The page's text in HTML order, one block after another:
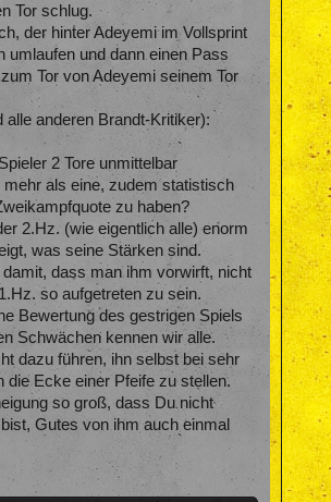
Tor schlug.
der hinter Adeyemi im Vollsprint
umlaufen und dann einen Pass
Tor von Adeyemi seinem Tor
alle anderen Brandt-Kritiker):
2 Tore unmittelbar
als eine, zudem statistisch
zu haben?
2.Hz. (wie eigentlich alle) enorm
was seine Stärken sind.
dass man ihm vorwirft, nicht
so aufgetreten zu sein.
Bewertung des gestrigen Spiels
Schwächen kennen wir alle.
dazu führen, ihn selbst bei sehr
die Ecke einer Pfeife zu stellen.
so groß, dass Du nicht
Gutes von ihm auch einmal